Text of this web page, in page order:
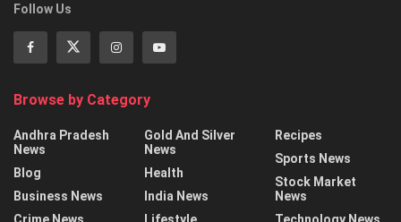
Follow Us
Browse by Category
Andhra Pradesh
News
Blog
Business News
Crime News
Gold And Silver
News
Health
India News
Lifestyle
Recipes
Sports News
Stock Market
News
Technology News